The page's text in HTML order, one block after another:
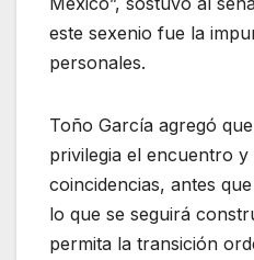
este sexenio fue la
personales.
Toño García agregó
privilegia el encuentro y
coincidencias, antes
lo que se seguirá
permita la transición